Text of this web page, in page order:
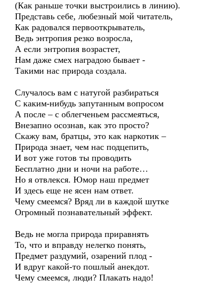
(Как раньше точки выстроились в линию).
Представь себе, любезный мой читатель,
Как радовался первооткрыватель,
Ведь энтропия резко возросла,
А если энтропия возрастет,
Нам даже смех наградою бывает -
Такими нас природа создала.
Случалось вам с натугой разбираться
С каким-нибудь запутанным вопросом
А после – с облегченьем рассмеяться,
Внезапно осознав, как это просто?
Скажу вам, братцы, это как наркотик –
Природа знает, чем нас подцепить,
И вот уже готов ты проводить
Бесплатно дни и ночи на работе…
Но я отвлекся. Юмор наш предмет
И здесь еще не ясен нам ответ.
Чему смеемся? Вряд ли в каждой шутке
Огромный познавательный эффект.
Ведь не могла природа приравнять
То, что и вправду нелегко понять,
Предмет раздумий, озарений плод -
И вдруг какой-то пошлый анекдот.
Чему смеемся, люди? Плакать надо!